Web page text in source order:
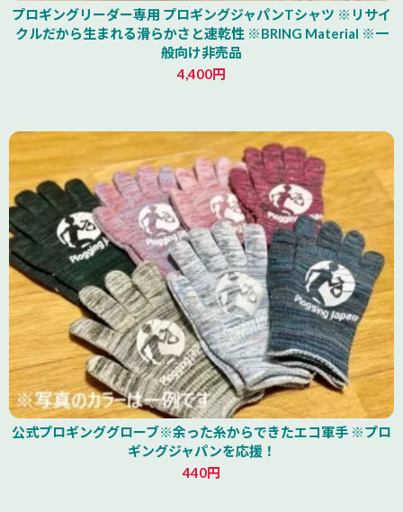
プロギングリーダー専用 プロギングジャパンTシャツ ※リサイ
クルだから生まれる滑らかさと速乾性 ※BRING Material ※一
般向け非売品
4,400円
公式プロギンググローブ※余った糸からできたエコ軍手 ※プロ
ギングジャパンを応援！
440円